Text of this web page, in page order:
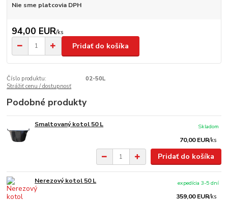
Nie sme platcovia DPH
94,00 EUR/ks
Pridať do košíka
Číslo produktu:
02-50L
Strážiť cenu / dostupnosť
Podobné produkty
Smaltovaný kotol 50 L
70,00 EUR/ks
Skladom
Pridať do košíka
Nerezový kotol 50 L
359,00 EUR/ks
expedícia 3-5 dní